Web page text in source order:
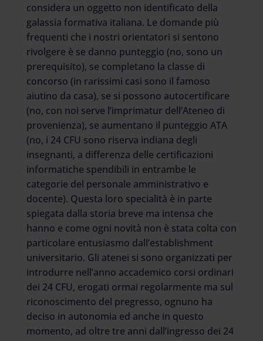
considera un oggetto non identificato della
galassia formativa italiana. Le domande più
frequenti che i nostri orientatori si sentono
rivolgere è se danno punteggio (no, sono un
prerequisito), se completano la classe di
concorso (in rarissimi casi sono il famoso
aiutino da casa), se si possono autocertificare
(no, con noi serve l’imprimatur dell’Ateneo di
provenienza), se aumentano il punteggio ATA
(no, i 24 CFU sono riserva indiana degli
insegnanti, a differenza delle certificazioni
informatiche spendibili in entrambe le
categorie del personale amministrativo e
docente). Questa loro specialità è in parte
spiegata dalla storia breve ma intensa che
hanno e come ogni novità non è stata colta con
particolare entusiasmo dall’establishment
universitario. Gli atenei si sono organizzati per
introdurre nell’anno accademico corsi ordinari
dei 24 CFU, erogati ormai regolarmente ma sul
riconoscimento del pregresso, ognuno ha
deciso in autonomia ed anche in questo
momento, ad oltre tre anni dall’ingresso dei 24